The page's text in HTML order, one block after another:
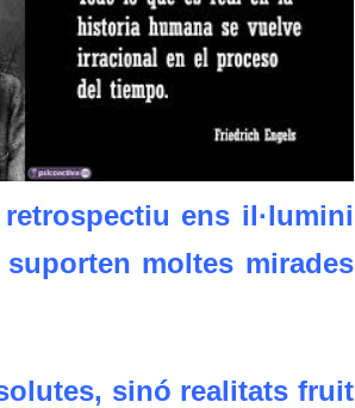
ens il·lumini
moltes mirades
sinó realitats fruit